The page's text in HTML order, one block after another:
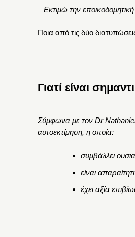
– Εκτιμώ την
Ποια από τις δύο
Γιατί είναι
Σύμφωνα με τον Dr Nathaniel
αυτοεκτίμηση, η οποία:
συμβάλλει
είναι
έχει αξία